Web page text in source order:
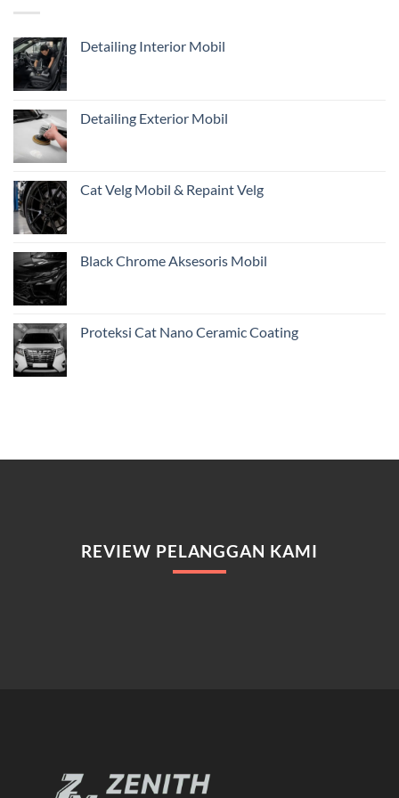
Hujan
Detailing Interior Mobil
Detailing Exterior Mobil
Cat Velg Mobil & Repaint Velg
Black Chrome Aksesoris Mobil
Proteksi Cat Nano Ceramic Coating
REVIEW PELANGGAN KAMI